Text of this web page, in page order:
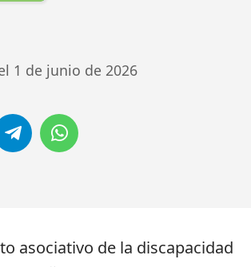
1 de junio de 2026
asociativo de la discapacidad